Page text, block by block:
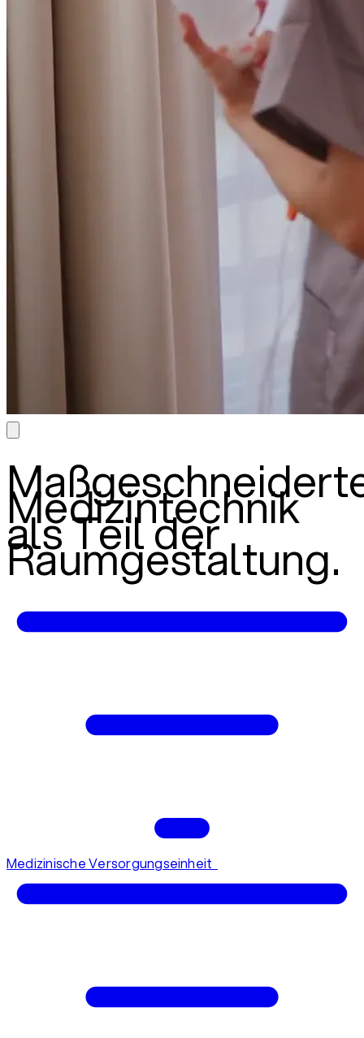
Medizintechnik
als Teil der
Raumgestaltung.
Medizinische Versorgungseinheit